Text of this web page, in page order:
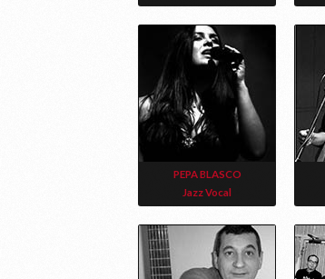
PEPA BLASCO
Jazz Vocal